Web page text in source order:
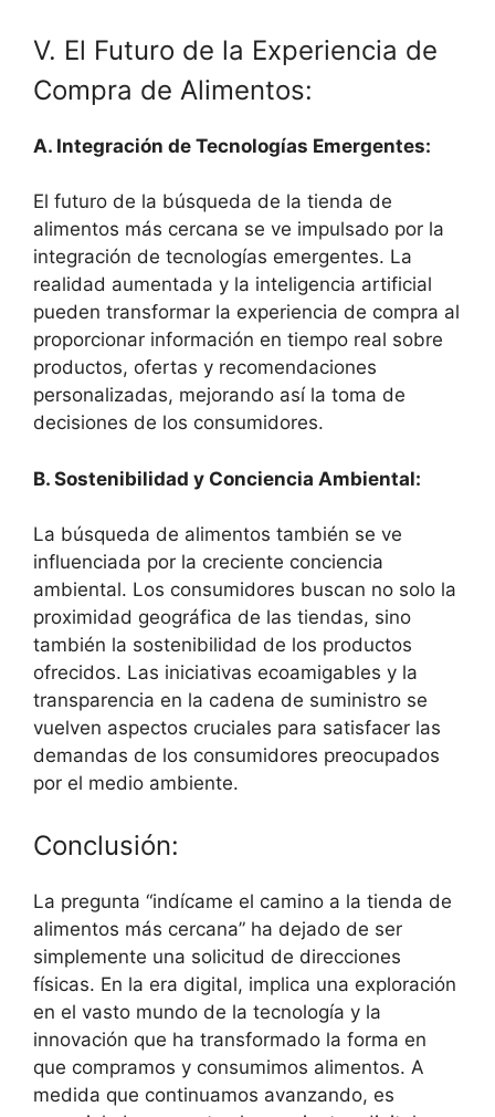
V. El Futuro de la Experiencia de
Compra de Alimentos:
A. Integración de Tecnologías Emergentes:
El futuro de la búsqueda de la tienda de
alimentos más cercana se ve impulsado por la
integración de tecnologías emergentes. La
realidad aumentada y la inteligencia artificial
pueden transformar la experiencia de compra al
proporcionar información en tiempo real sobre
productos, ofertas y recomendaciones
personalizadas, mejorando así la toma de
decisiones de los consumidores.
B. Sostenibilidad y Conciencia Ambiental:
La búsqueda de alimentos también se ve
influenciada por la creciente conciencia
ambiental. Los consumidores buscan no solo la
proximidad geográfica de las tiendas, sino
también la sostenibilidad de los productos
ofrecidos. Las iniciativas ecoamigables y la
transparencia en la cadena de suministro se
vuelven aspectos cruciales para satisfacer las
demandas de los consumidores preocupados
por el medio ambiente.
Conclusión:
La pregunta “indícame el camino a la tienda de
alimentos más cercana” ha dejado de ser
simplemente una solicitud de direcciones
físicas. En la era digital, implica una exploración
en el vasto mundo de la tecnología y la
innovación que ha transformado la forma en
que compramos y consumimos alimentos. A
medida que continuamos avanzando, es